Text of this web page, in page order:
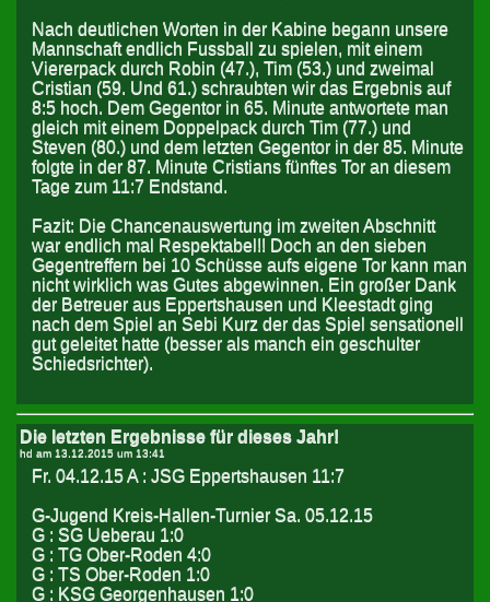
Nach deutlichen Worten in der Kabine begann unsere
Mannschaft endlich Fussball zu spielen, mit einem
Viererpack durch Robin (47.), Tim (53.) und zweimal
Cristian (59. Und 61.) schraubten wir das Ergebnis auf
8:5 hoch. Dem Gegentor in 65. Minute antwortete man
gleich mit einem Doppelpack durch Tim (77.) und
Steven (80.) und dem letzten Gegentor in der 85. Minute
folgte in der 87. Minute Cristians fünftes Tor an diesem
Tage zum 11:7 Endstand.
Fazit: Die Chancenauswertung im zweiten Abschnitt
war endlich mal Respektabel!! Doch an den sieben
Gegentreffern bei 10 Schüsse aufs eigene Tor kann man
nicht wirklich was Gutes abgewinnen. Ein großer Dank
der Betreuer aus Eppertshausen und Kleestadt ging
nach dem Spiel an Sebi Kurz der das Spiel sensationell
gut geleitet hatte (besser als manch ein geschulter
Schiedsrichter).
Die letzten Ergebnisse für dieses Jahr!
hd am 13.12.2015 um 13:41
Fr. 04.12.15 A : JSG Eppertshausen 11:7
G-Jugend Kreis-Hallen-Turnier Sa. 05.12.15
G : SG Ueberau 1:0
G : TG Ober-Roden 4:0
G : TS Ober-Roden 1:0
G : KSG Georgenhausen 1:0